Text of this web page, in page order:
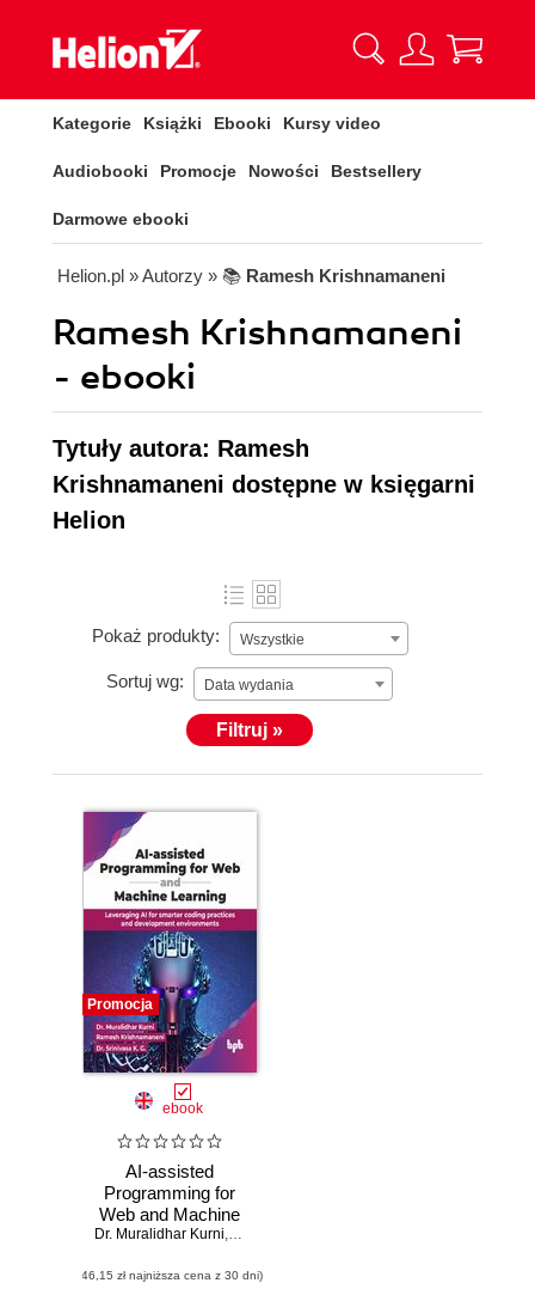
Kategorie Książki Ebooki Kursy video
Audiobooki Promocje Nowości Bestsellery
Darmowe ebooki
Helion.pl » Autorzy » 📚 Ramesh Krishnamaneni
Ramesh Krishnamaneni
- ebooki
Tytuły autora: Ramesh
Krishnamaneni dostępne w księgarni
Helion
Pokaż produkty: Wszystkie
Sortuj wg: Data wydania
Filtruj »
Promocja
ebook
AI-assisted
Programming for
Web and Machine
Learning
Dr. Muralidhar Kurni, Ramesh Krishnamaneni
(46,15 zł najniższa cena z 30 dni)